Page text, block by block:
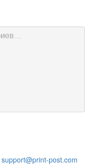
support@print-post.com